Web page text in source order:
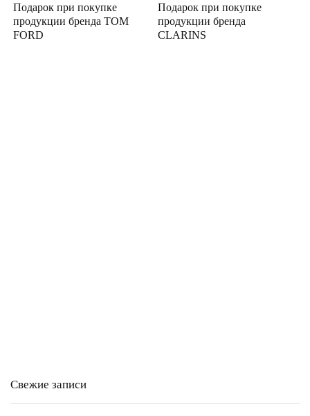
Подарок при покупке
продукции бренда TOM
FORD
Подарок при покупке
продукции бренда
CLARINS
Свежие записи